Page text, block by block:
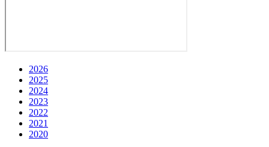
2026
2025
2024
2023
2022
2021
2020